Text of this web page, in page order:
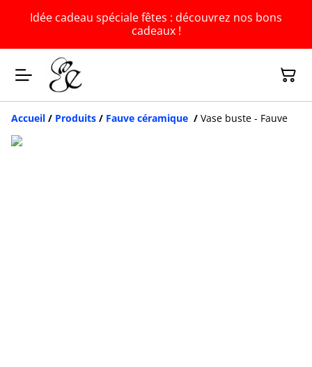
Idée cadeau spéciale fêtes : découvrez nos bons
cadeaux !
Accueil / Produits / Fauve céramique / Vase buste - Fauve